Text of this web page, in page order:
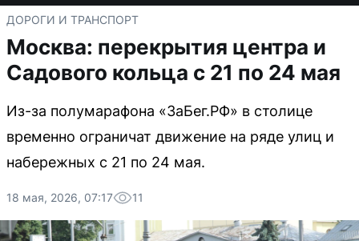
ДОРОГИ И ТРАНСПОРТ
Москва: перекрытия центра и
Садового кольца с 21 по 24 мая
Из-за полумарафона «ЗаБег.РФ» в столице
временно ограничат движение на ряде улиц и
набережных с 21 по 24 мая.
18 мая, 2026, 07:17 11